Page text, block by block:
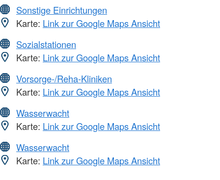
Sonstige Einrichtungen
Karte: Link zur Google Maps Ansicht
Sozialstationen
Karte: Link zur Google Maps Ansicht
Vorsorge-/Reha-Kliniken
Karte: Link zur Google Maps Ansicht
Wasserwacht
Karte: Link zur Google Maps Ansicht
Wasserwacht
Karte: Link zur Google Maps Ansicht